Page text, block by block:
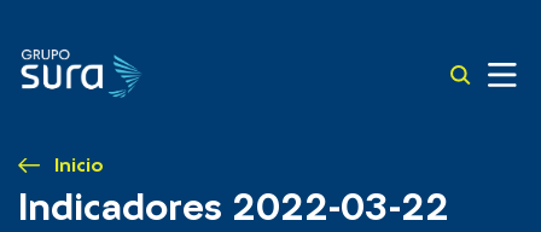
Inicio
Indicadores 2022-03-22